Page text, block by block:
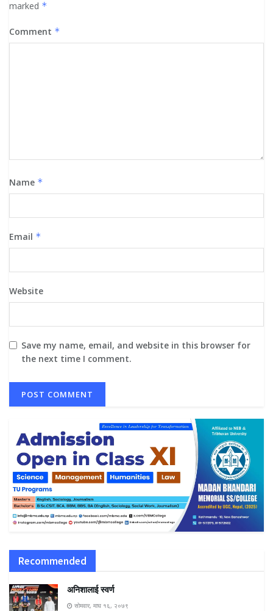
marked *
Comment *
Name *
Email *
Website
Save my name, email, and website in this browser for
the next time I comment.
Recommended
अनिशालाई स्वर्ण
सोमवार, माघ १६, २०७९